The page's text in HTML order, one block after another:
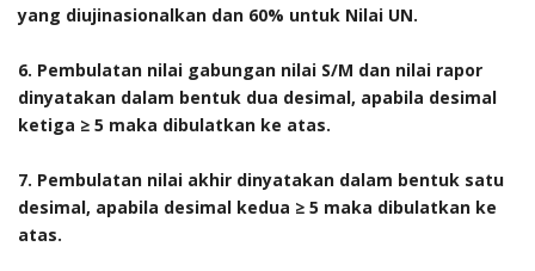
yang diujinasionalkan dan 60% untuk Nilai UN.
6. Pembulatan nilai gabungan nilai S/M dan nilai rapor
dinyatakan dalam bentuk dua desimal, apabila desimal
ketiga ≥ 5 maka dibulatkan ke atas.
7. Pembulatan nilai akhir dinyatakan dalam bentuk satu
desimal, apabila desimal kedua ≥ 5 maka dibulatkan ke
atas.